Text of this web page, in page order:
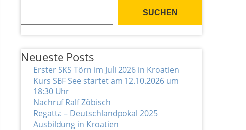
SUCHEN
Neueste Posts
Erster SKS Törn im Juli 2026 in Kroatien
Kurs SBF See startet am 12.10.2026 um
18:30 Uhr
Nachruf Ralf Zöbisch
Regatta – Deutschlandpokal 2025
Ausbildung in Kroatien